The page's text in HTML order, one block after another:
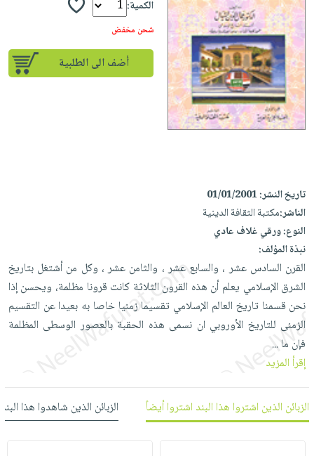
إختياراتنا
كتب
أكاديمية
صندوق
القراءة
English
iKitab
بلا
حدود
أسئلة
يتكرر
طرحها
Android
تحميل
iKitab
على
Apple
أسئلة
يتكرر
طرحها
تحميل
masmu3
على
Android
على
Apple
المواضيع
الأكثر
مبيعاً
وسائل
تعليمية
صندوق
تعليمية
الصحة
والعناية
الشخصية
جديد
الشخصية
العناية
وتصفيف
الشعر
العناية
بالجسم
العناية
بالأسنان
الحمية
والتغذية
جديد
الكل
أواني
الطهي
أدوات
الخبز
أدوات
المائدة
الأوعية
والتخزين
أدوات
متجر
الهدايا
أقسام
الأكثر
مبيعاً
العودة
للمدارس
اكسسوارات
كتب
اكسسوارات
شحن
مجاني
بنود
مختارة
كل
الاشتراكات
الكمية:
شحن مخفض
أضف الى الطلبية
تاريخ النشر:01/01/2001
الناشر:مكتبة الثقافة الدينية
النوع:ورقي غلاف عادي
نبذة المؤلف:
القرن السادس عشر ، والسابع عشر ، والثامن عشر ، وكل من أشتغل بتاريخ
الشرق الإسلامي يعلم أن هذه القرون الثلاثة كانت قرونا مظلمة، ويحسن إذا
نحن قسمنا تاريخ العالم الإسلامي تقسيما زمنيا خاصا به بعيدا عن التقسيم
الزمنى للتاريخ الأوروبي ان نسمى هذه الحقبة بالعصور الوسطى المظلمة
فإن ما...
إقرأ المزيد
الزبائن الذين اشتروا هذا البند اشتروا أيضاً الزبائن الذين شاهدوا هذا